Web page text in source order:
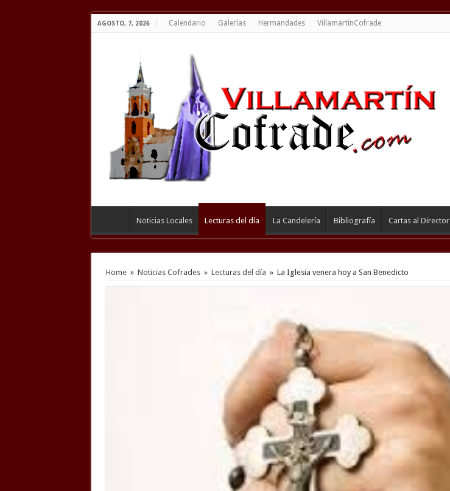
AGOSTO, 7, 2026 Calendario Galerías Hermandades VillamartínCofrade
Noticias Locales Lecturas del día La Candelería Bibliografía Cartas al Director
Home » Noticias Cofrades » Lecturas del día » La Iglesia venera hoy a San Benedicto